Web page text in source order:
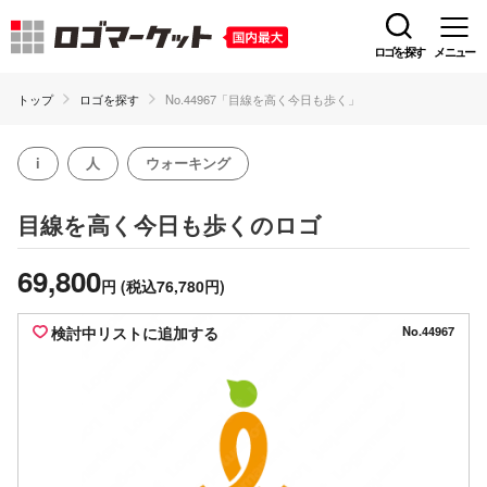
ロゴを探す メニュー
トップ ロゴを探す No.44967「目線を高く今日も歩く」
i 人 ウォーキング
目線を高く今日も歩く のロゴ
69,800円 (税込76,780円)
検討中リストに追加する No.44967